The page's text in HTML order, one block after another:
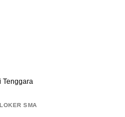
Tenggara
LOKER SMA